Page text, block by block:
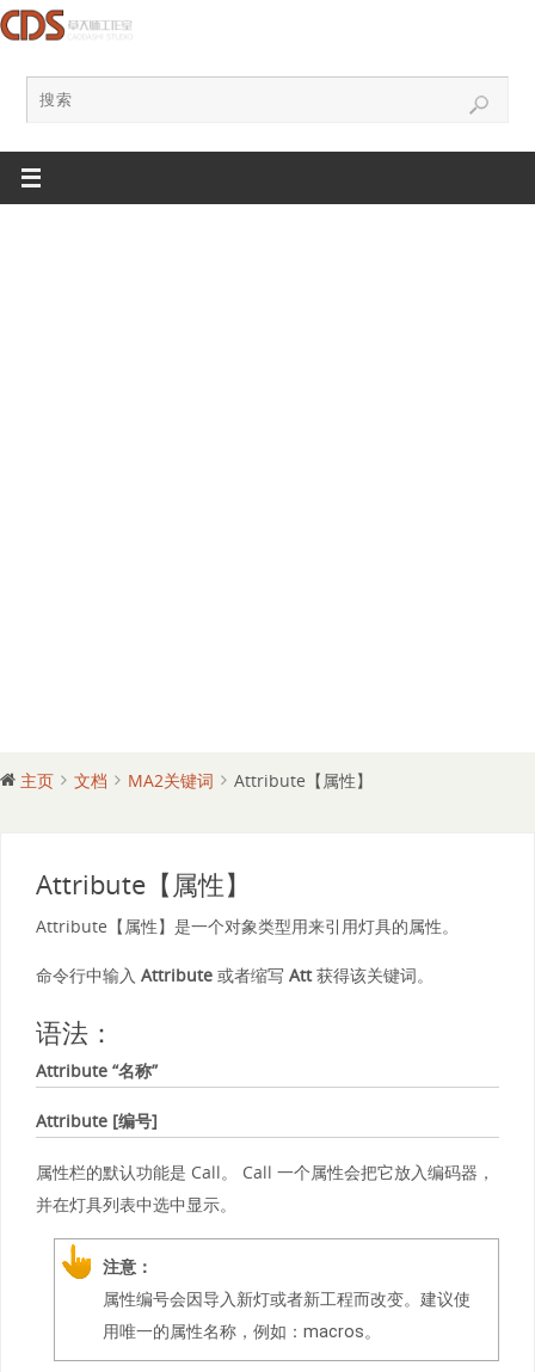
主页 文档 MA2关键词 Attribute【属性】
Attribute【属性】
Attribute【属性】是一个对象类型用来引用灯具的属性。
命令行中输入 Attribute或者缩写 Att获得该关键词。
语法：
Attribute “名称”
Attribute [编号]
属性栏的默认功能是 Call。 Call 一个属性会把它放入编码器，
并在灯具列表中选中显示。
注意：
属性编号会因导入新灯或者新工程而改变。建议使
用唯一的属性名称，例如：macros。